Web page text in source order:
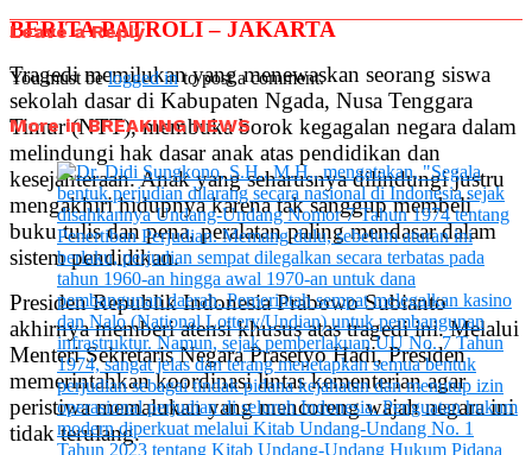
BERITA PATROLI – JAKARTA
Tragedi memilukan yang menewaskan seorang siswa
sekolah dasar di Kabupaten Ngada, Nusa Tenggara
Timur (NTT), membuka borok kegagalan negara dalam
melindungi hak dasar anak atas pendidikan dan
kesejahteraan. Anak yang seharusnya dilindungi justru
mengakhiri hidupnya karena tak sanggup membeli
buku tulis dan pena, peralatan paling mendasar dalam
sistem pendidikan.
Presiden Republik Indonesia Prabowo Subianto
akhirnya memberi atensi khusus atas tragedi ini. Melalui
Menteri Sekretaris Negara Prasetyo Hadi, Presiden
memerintahkan koordinasi lintas kementerian agar
peristiwa memalukan yang mencoreng wajah negara ini
tidak terulang.
Leave a Reply
You must belogged into post a comment.
More in BREAKING NEWS